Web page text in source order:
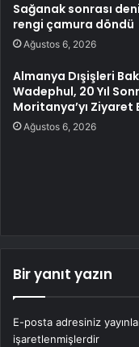
Sağanak sonrası
rengi çamura döndü
Ağustos 6, 2026
Almanya Dışişleri
Wadephul, 20 Yıl
Moritanya’yı Ziyaret
Ağustos 6, 2026
Bir yanıt yazın
E-posta adresiniz
işaretlenmişlerdir